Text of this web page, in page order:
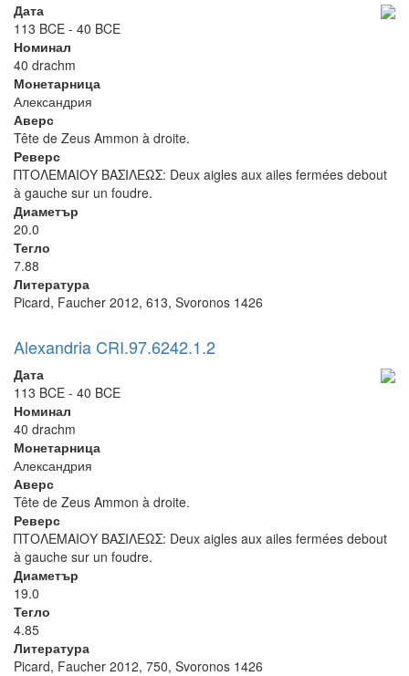
Дата
113 BCE - 40 BCE
Номинал
40 drachm
Монетарница
Александрия
Аверс
Tête de Zeus Ammon à droite.
Реверс
ΠΤΟΛΕΜΑΙΟΥ ΒΑΣΙΛΕΩΣ: Deux aigles aux ailes fermées debout
à gauche sur un foudre.
Диаметър
20.0
Тегло
7.88
Литература
Picard, Faucher 2012, 613, Svoronos 1426
Alexandria CRI.97.6242.1.2
Дата
113 BCE - 40 BCE
Номинал
40 drachm
Монетарница
Александрия
Аверс
Tête de Zeus Ammon à droite.
Реверс
ΠΤΟΛΕΜΑΙΟΥ ΒΑΣΙΛΕΩΣ: Deux aigles aux ailes fermées debout
à gauche sur un foudre.
Диаметър
19.0
Тегло
4.85
Литература
Picard, Faucher 2012, 750, Svoronos 1426